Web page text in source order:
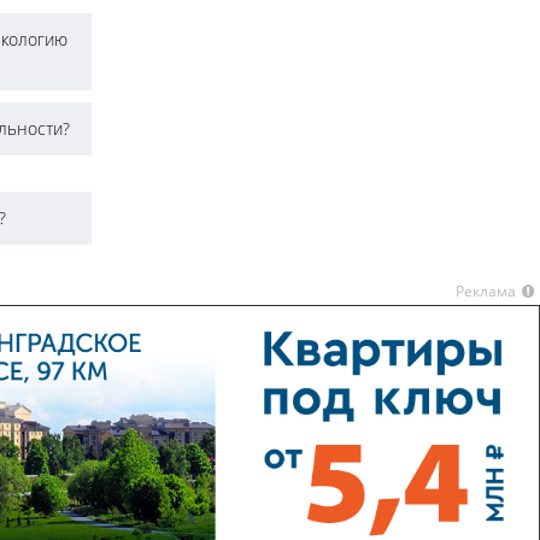
Реклама